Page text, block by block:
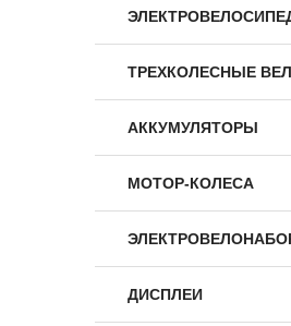
ТРЕХКОЛЕСНЫЕ
АККУМУЛЯТОРЫ
МОТОР-КОЛЕСА
ДИСПЛЕИ